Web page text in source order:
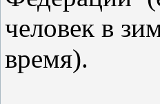
человек в
время).